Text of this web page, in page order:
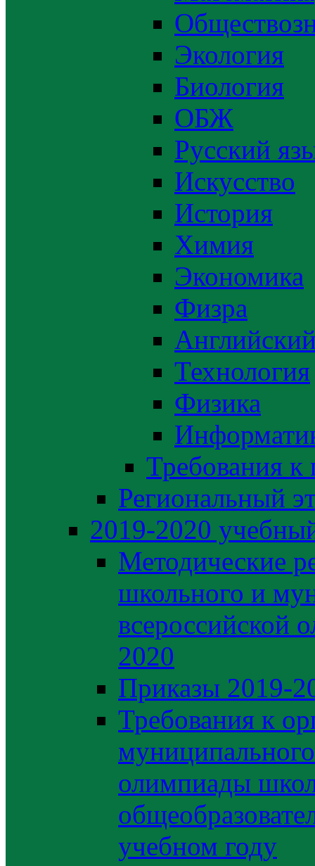
Экология
Биология
ОБЖ
Русский
Искусство
История
Химия
Экономика
Физра
Технология
Физика
Требования
Региональный
2019-2020
Методические
школьного и
всероссийской
2020
Приказы 2019-
Требования к
олимпиады
учебном году